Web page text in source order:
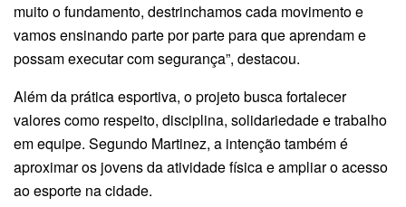
muito o fundamento, destrinchamos cada movimento e
vamos ensinando parte por parte para que aprendam e
possam executar com segurança”, destacou.
Além da prática esportiva, o projeto busca fortalecer
valores como respeito, disciplina, solidariedade e trabalho
em equipe. Segundo Martinez, a intenção também é
aproximar os jovens da atividade física e ampliar o acesso
ao esporte na cidade.